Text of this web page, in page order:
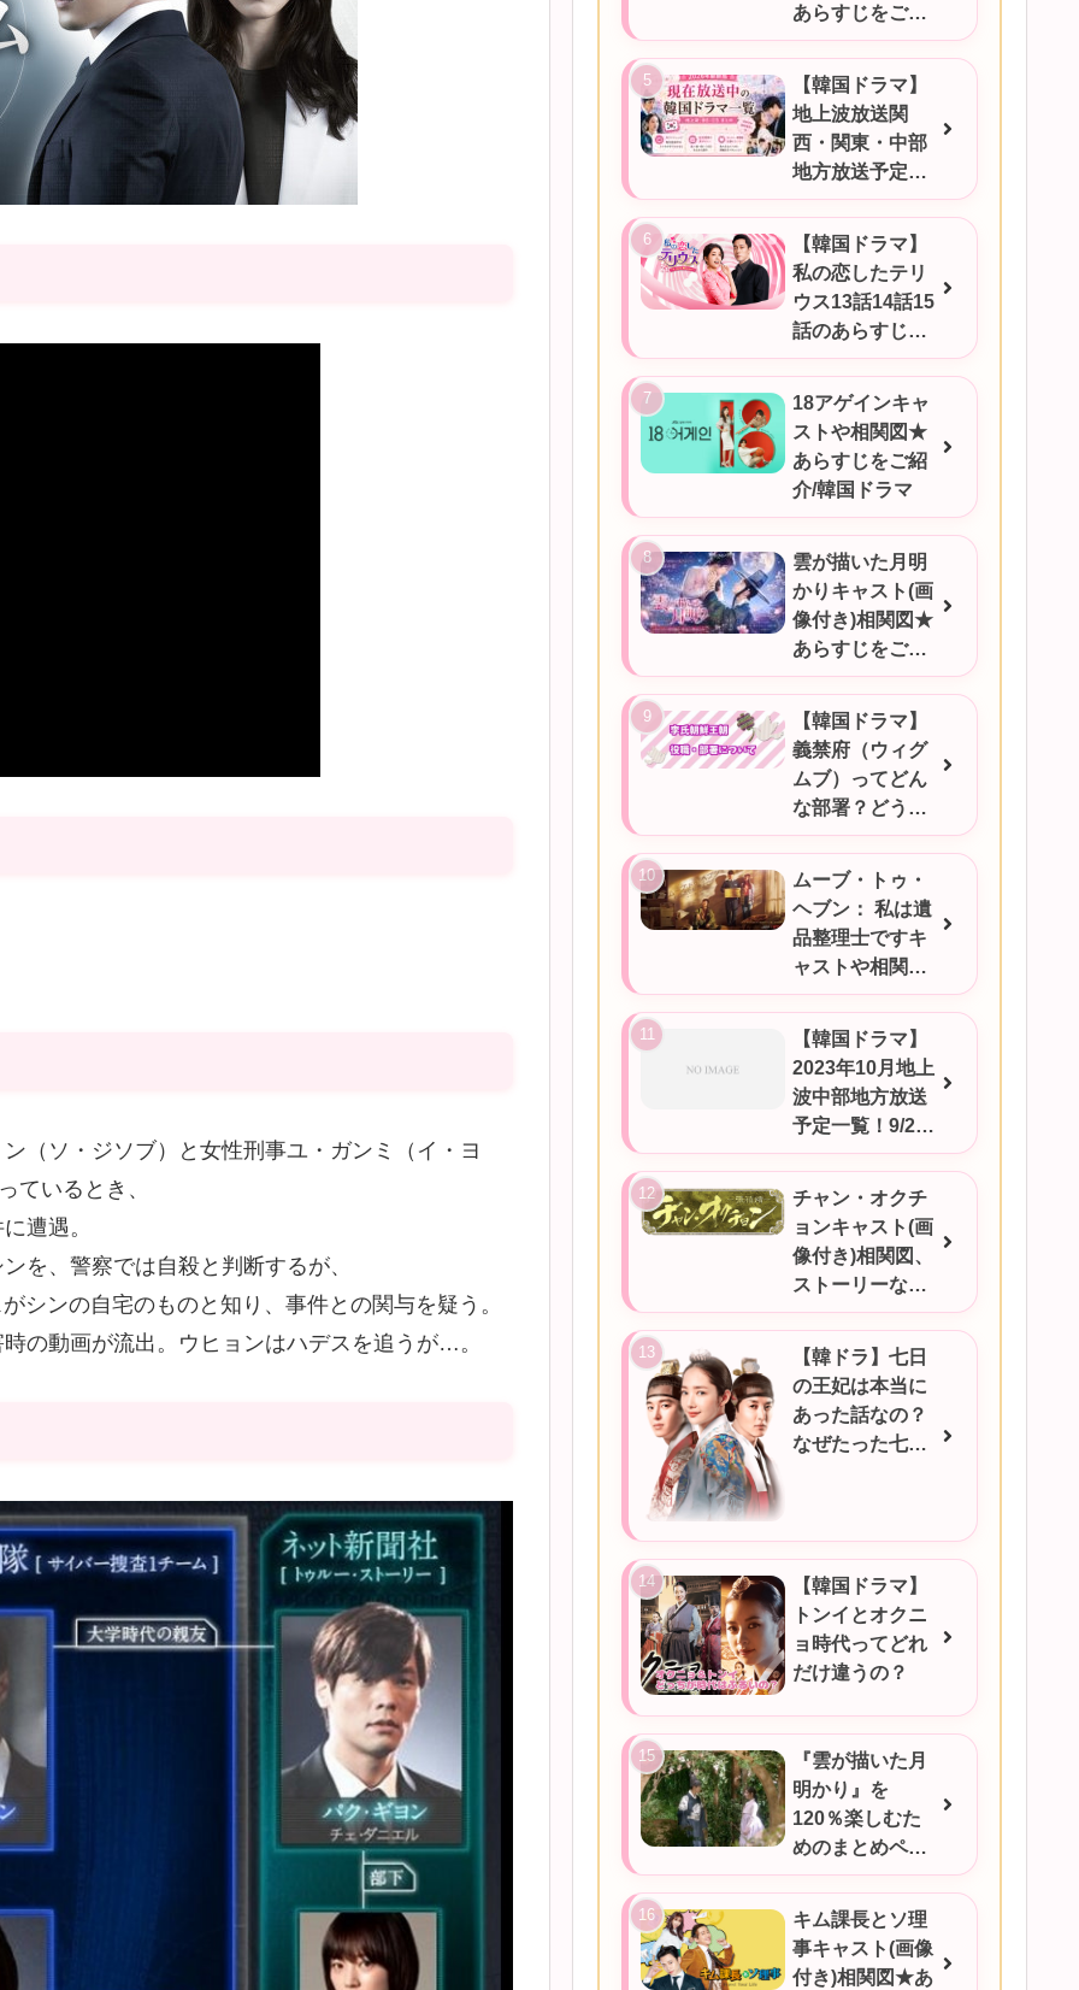
（ソ・ジソブ）と女性刑事ユ・ガンミ（イ・ヨ
ているとき、
遭遇。
を、警察では自殺と判断するが、
シンの自宅のものと知り、事件との関与を疑う。
の動画が流出。ウヒョンはハデスを追うが…。
あらすじをご紹
介
【韓国ドラマ】
地上波放送関
西・関東・中部
地方放送予定一
覧！2026年6月
17日更新
【韓国ドラマ】
私の恋したテリ
ウス13話14話15
話のあらすじを
ご紹介！
18アゲインキャ
ストや相関図★
あらすじをご紹
介/韓国ドラマ
雲が描いた月明
かりキャスト(画
像付き)相関図★
あらすじをご紹
介/韓国ドラマ
【韓国ドラマ】
義禁府（ウィグ
ムブ）ってどん
な部署？どうい
うときに対応す
るの？
ムーブ・トゥ・
ヘブン： 私は遺
品整理士ですキ
ャストや相関図
★あらすじをご
紹介/韓国ドラマ
【韓国ドラマ】
2023年10月地上
波中部地方放送
予定一覧！9/25
更新
チャン・オクチ
ョンキャスト(画
像付き)相関図、
ストーリーなど
ご紹介★
【韓ドラ】七日
の王妃は本当に
あった話なの？
なぜたった七日
【韓国ドラマ】
トンイとオクニ
ョ時代ってどれ
だけ違うの？
『雲が描いた月
明かり』を
120％楽しむた
めのまとめペー
ジ
キム課長とソ理
事キャスト(画像
付き)相関図★あ